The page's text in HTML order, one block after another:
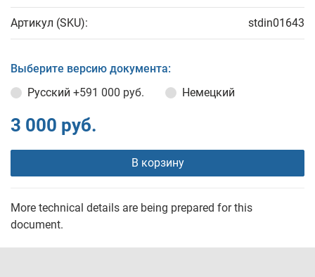
Артикул (SKU): stdin01643
Выберите версию документа:
Русский +591 000 руб. Немецкий
3 000 руб.
В корзину
More technical details are being prepared for this
document.